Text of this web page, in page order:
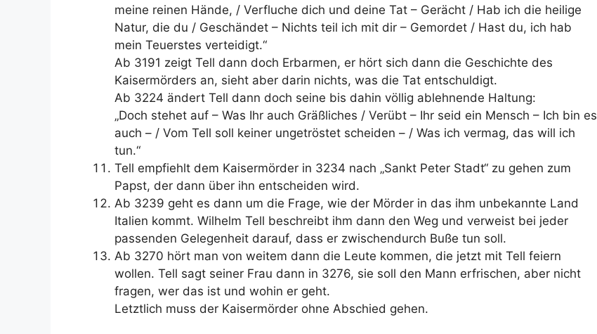
meine reinen Hände, / Verfluche dich und deine Tat – Gerächt / Hab ich die heilige
Natur, die du / Geschändet – Nichts teil ich mit dir – Gemordet / Hast du, ich hab
mein Teuerstes verteidigt.“
Ab 3191 zeigt Tell dann doch Erbarmen, er hört sich dann die Geschichte des
Kaisermörders an, sieht aber darin nichts, was die Tat entschuldigt.
Ab 3224 ändert Tell dann doch seine bis dahin völlig ablehnende Haltung:
„Doch stehet auf – Was Ihr auch Gräßliches / Verübt – Ihr seid ein Mensch – Ich bin es
auch – / Vom Tell soll keiner ungetröstet scheiden – / Was ich vermag, das will ich
tun.“
Tell empfiehlt dem Kaisermörder in 3234 nach „Sankt Peter Stadt“ zu gehen zum
Papst, der dann über ihn entscheiden wird.
Ab 3239 geht es dann um die Frage, wie der Mörder in das ihm unbekannte Land
Italien kommt. Wilhelm Tell beschreibt ihm dann den Weg und verweist bei jeder
passenden Gelegenheit darauf, dass er zwischendurch Buße tun soll.
Ab 3270 hört man von weitem dann die Leute kommen, die jetzt mit Tell feiern
wollen. Tell sagt seiner Frau dann in 3276, sie soll den Mann erfrischen, aber nicht
fragen, wer das ist und wohin er geht.
Letztlich muss der Kaisermörder ohne Abschied gehen.